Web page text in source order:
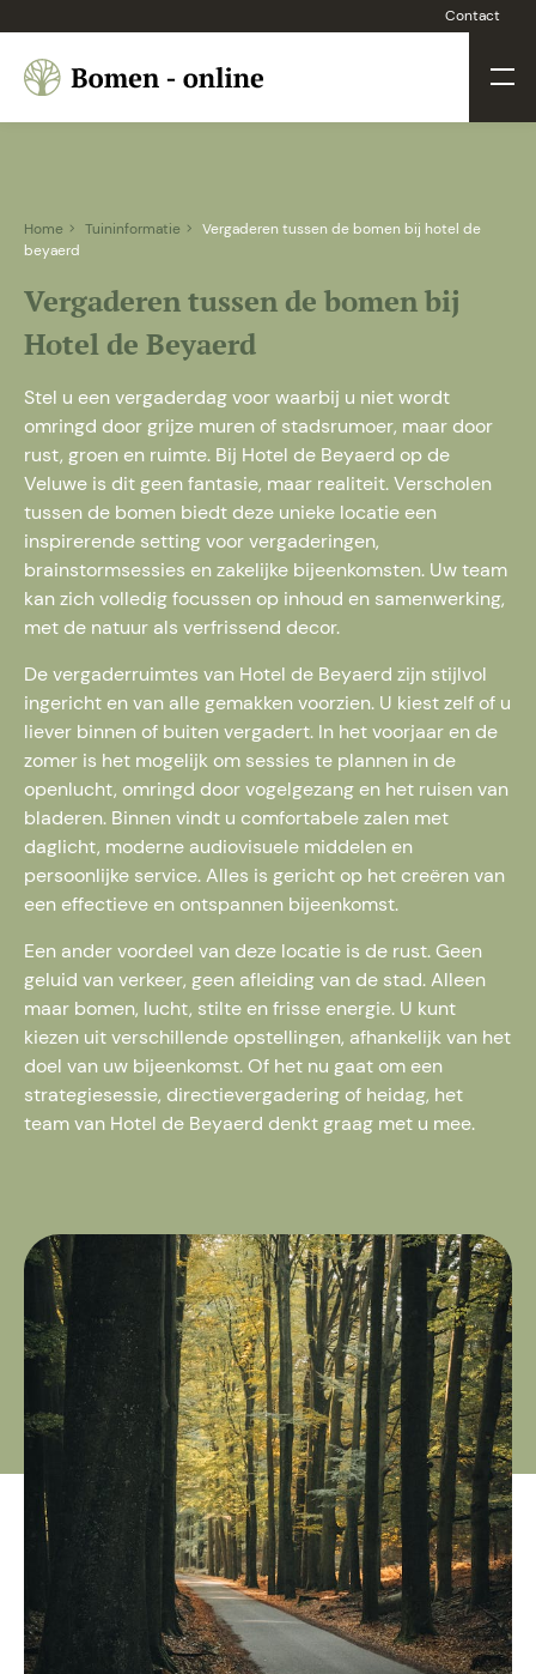
Contact
Home Tuininformatie
Vergaderen tussen de bomen bij hotel de
beyaerd
Vergaderen tussen de bomen bij
Hotel de Beyaerd
Stel u een vergaderdag voor waarbij u niet wordt
omringd door grijze muren of stadsrumoer, maar door
rust, groen en ruimte. Bij Hotel de Beyaerd op de
Veluwe is dit geen fantasie, maar realiteit. Verscholen
tussen de bomen biedt deze unieke locatie een
inspirerende setting voor vergaderingen,
brainstormsessies en zakelijke bijeenkomsten. Uw team
kan zich volledig focussen op inhoud en samenwerking,
met de natuur als verfrissend decor.
De vergaderruimtes van Hotel de Beyaerd zijn stijlvol
ingericht en van alle gemakken voorzien. U kiest zelf of u
liever binnen of buiten vergadert. In het voorjaar en de
zomer is het mogelijk om sessies te plannen in de
openlucht, omringd door vogelgezang en het ruisen van
bladeren. Binnen vindt u comfortabele zalen met
daglicht, moderne audiovisuele middelen en
persoonlijke service. Alles is gericht op het creëren van
een effectieve en ontspannen bijeenkomst.
Een ander voordeel van deze locatie is de rust. Geen
geluid van verkeer, geen afleiding van de stad. Alleen
maar bomen, lucht, stilte en frisse energie. U kunt
kiezen uit verschillende opstellingen, afhankelijk van het
doel van uw bijeenkomst. Of het nu gaat om een
strategiesessie, directievergadering of heidag, het
team van Hotel de Beyaerd denkt graag met u mee.